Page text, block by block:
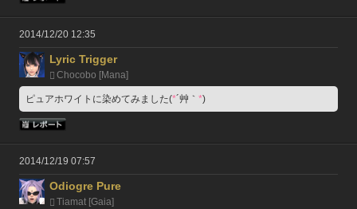
2014/12/20 12:35
Lyric Trigger
Chocobo [Mana]
ピュアホワイトに染めてみました(*´艸｀ *)
2014/12/19 07:57
Odiogre Pure
Tiamat [Gaia]